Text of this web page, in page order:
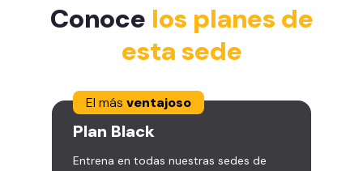
Conoce los planes de
esta sede
El más ventajoso
Plan Black
Entrena en todas nuestras sedes de